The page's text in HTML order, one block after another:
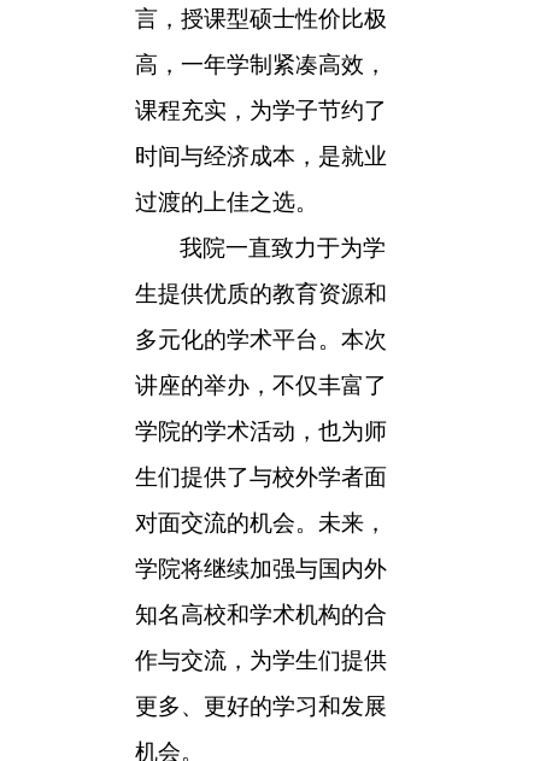
言，授课型硕士性价比极
高，一年学制紧凑高效，
课程充实，为学子节约了
时间与经济成本，是就业
过渡的上佳之选。
我院一直致力于为学
生提供优质的教育资源和
多元化的学术平台。本次
讲座的举办，不仅丰富了
学院的学术活动，也为师
生们提供了与校外学者面
对面交流的机会。未来，
学院将继续加强与国内外
知名高校和学术机构的合
作与交流，为学生们提供
更多、更好的学习和发展
机会。